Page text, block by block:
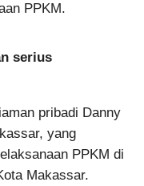
PPKM.
serius
pribadi Danny
yang
PPKM di
Makassar.